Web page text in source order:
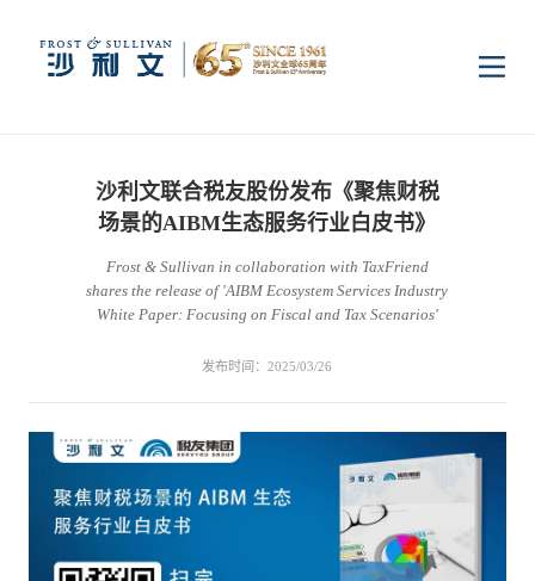
行业研究
医疗与生命科学
餐饮与新零售 半导体与芯片
企业咨询服务
公司动态
活动
沙利文联合税友股份发布《聚焦财税
场景的AIBM生态服务行业白皮书》
Frost & Sullivan in collaboration with TaxFriend
shares the release of 'AIBM Ecosystem Services Industry
White Paper: Focusing on Fiscal and Tax Scenarios'
发布时间：2025/03/26